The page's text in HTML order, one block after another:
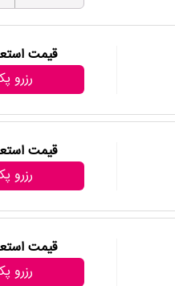
قیمت
رزرو
قیمت
رزرو
قیمت
رزرو